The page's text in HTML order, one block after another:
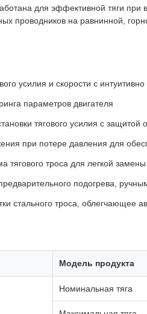
для эффективной тяги
проводников на равнинной,
усилия и скорости с
параметров двигателя
тягового усилия с защитой
при потере давления для
тягового троса для легкой замены
подогрева,
стального троса, облегчающее
Модель продукта
Номинальная тяга